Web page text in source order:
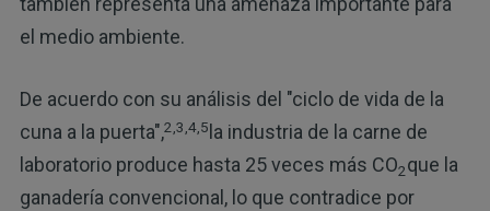
el medio ambiente.
De acuerdo con su análisis del "ciclo de vida de la
cuna a la puerta",2,3,4,5 la industria de la carne de
laboratorio produce hasta 25 veces más CO2que la
ganadería convencional, lo que contradice por